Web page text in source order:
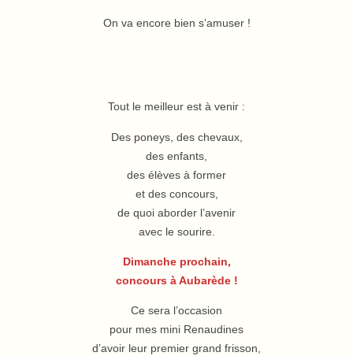
On va encore bien s’amuser !
Tout le meilleur est à venir :
Des poneys, des chevaux,
des enfants,
des élèves à former
et des concours,
de quoi aborder l’avenir
avec le sourire.
Dimanche prochain,
concours à Aubarède !
Ce sera l’occasion
pour mes mini Renaudines
d’avoir leur premier grand frisson,